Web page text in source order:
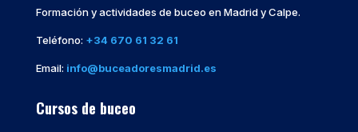
Formación y actividades de buceo en Madrid y Calpe.
Teléfono: +34 670 61 32 61
Email: info@buceadoresmadrid.es
Cursos de buceo